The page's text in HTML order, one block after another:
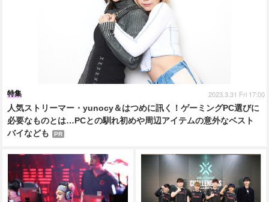
人気ストリーマー・yunocy＆はつめに訊く！ゲーミングPC選びに
必要なものとは…PCとの馴れ初めや周辺アイテムの意外なベスト
バイなども
PR
特集 2023.3.31 Fri 17:00